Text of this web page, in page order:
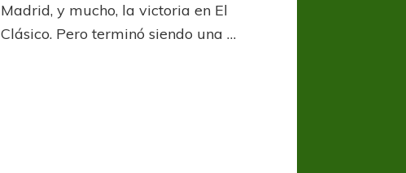
Madrid, y mucho, la victoria en El
Clásico. Pero terminó siendo una …